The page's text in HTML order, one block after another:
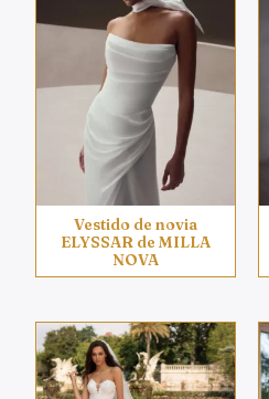
Vestido de novia
ELYSSAR de MILLA
NOVA